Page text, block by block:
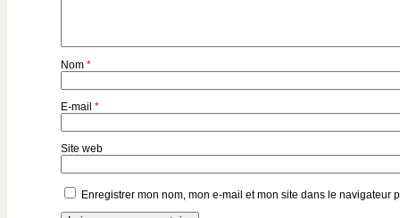
Nom *
E-mail *
Site web
Enregistrer mon nom, mon e-mail et mon site dans le navigateur